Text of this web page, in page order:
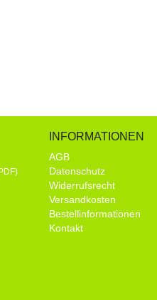
INFORMATIONEN
AGB
Datenschutz
Widerrufsrecht
Versandkosten
Bestellinformationen
Kontakt